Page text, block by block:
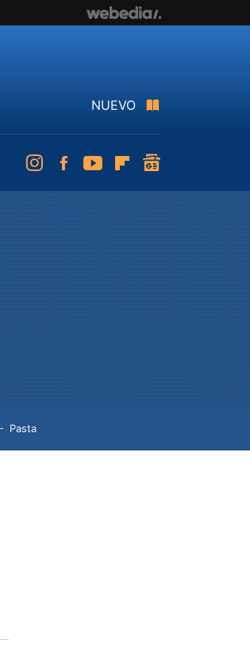
NUEVO
InstagramFacebookYoutubeFlipboard
Pasta